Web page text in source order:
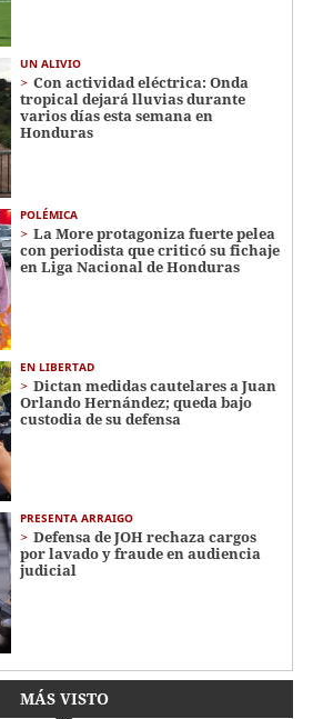
UN ALIVIO
Con actividad eléctrica: Onda
tropical dejará lluvias durante
varios días esta semana en
Honduras
POLÉMICA
La More protagoniza fuerte pelea
con periodista que criticó su fichaje
en Liga Nacional de Honduras
EN LIBERTAD
Dictan medidas cautelares a Juan
Orlando Hernández; queda bajo
custodia de su defensa
PRESENTA ARRAIGO
Defensa de JOH rechaza cargos
por lavado y fraude en audiencia
judicial
MÁS VISTO